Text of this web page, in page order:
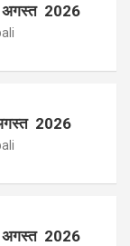
अगस्त 2026
2026
अगस्त 2026